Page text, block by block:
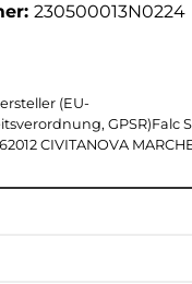
230500013N0224
(EU-
GPSR)Falc
CIVITANOVA